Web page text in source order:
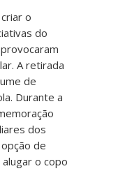
o
do
A retirada
de
Durante a
dos
de
o copo